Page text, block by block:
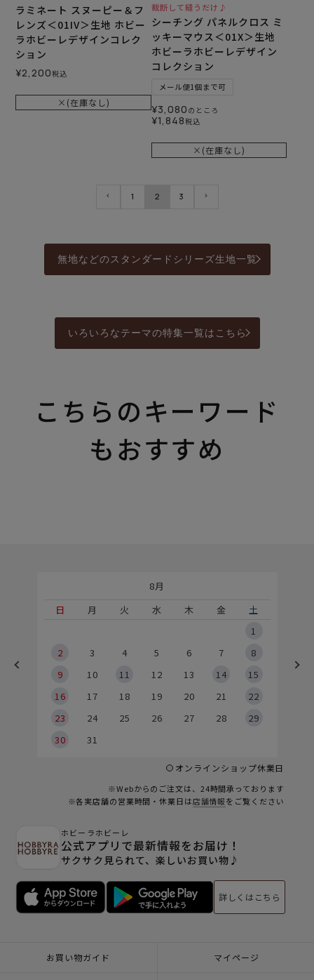
ラミネート スヌーピー＆フ
レンズ＜01IV＞生地 ホビー
ラホビーレデザインコレク
ション
¥2,200税込
×(在庫なし)
裁断して縫うだけ♪
シーチング パネルクロス ミ
ッキーマウス＜01X＞生地
ホビーラホビーレデザイン
コレクション
メール便1個まで可
¥3,080 のところ
¥1,848税込
×(在庫なし)
1 2 3
無地などのスタンダードシリーズ生地一覧
いろいろなテーマの特集一覧はこちら
こちらのキーワード
もおすすめ
8月
日
月 火 水 木 金
土
1
2
3 4 5 6 7
8
9
10 11 12 13 14
15
16
17 18 19 20 21
22
23
24 25 26 27 28
29
30
31
オンラインショップ休業日
※Webからのご注文は、24時間承っております
※各実店舗の営業時間・休業日は店舗情報をご覧ください
ホビーラホビーレ
公式アプリで最新情報をお届け！
サクサク見られて、楽しいお買い物♪
詳しくはこちら
お買い物ガイド マイページ